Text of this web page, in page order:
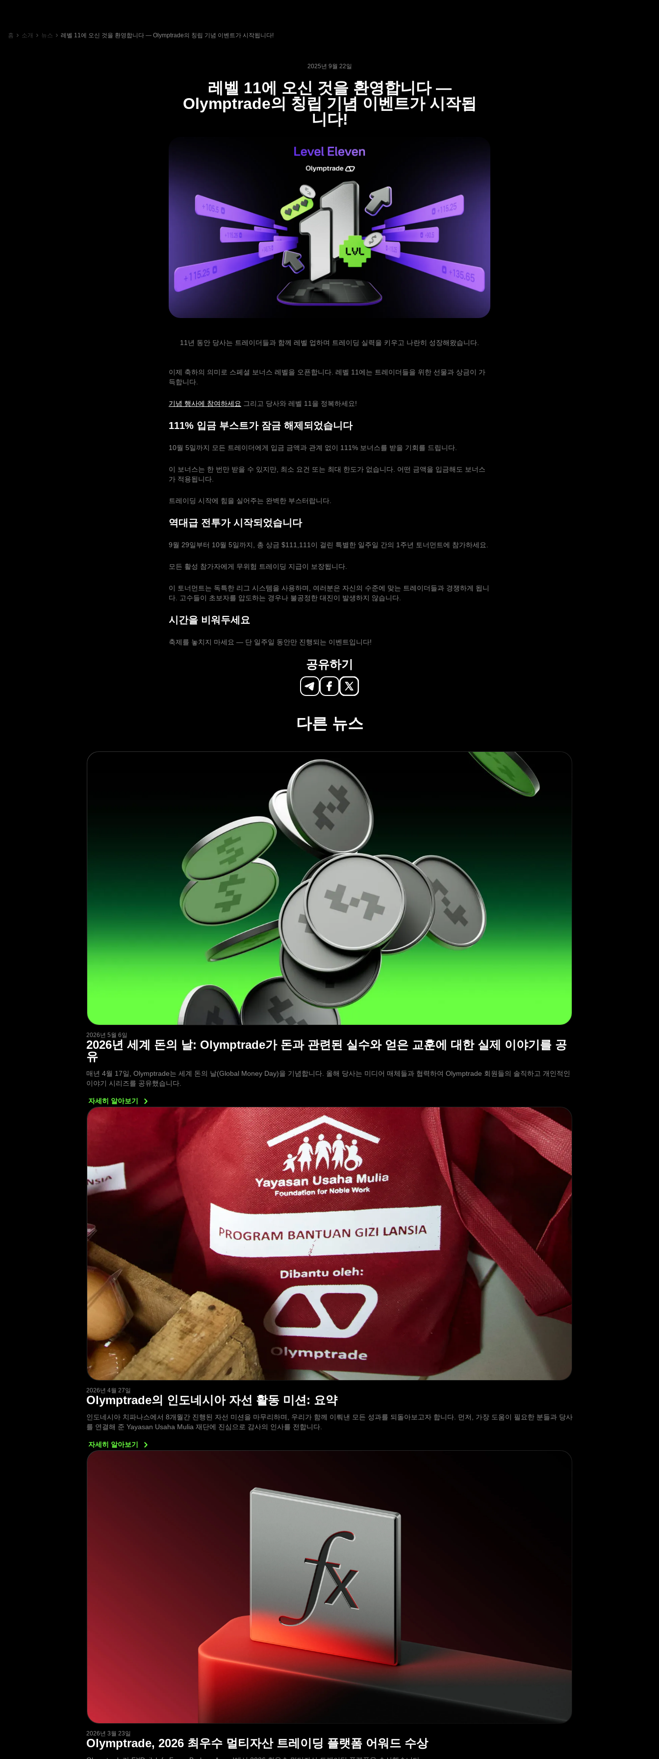
홈 소개 뉴스 레벨 11에 오신 것을 환영합니다 — Olymptrade의 칭립 기념 이벤트가 시작됩니다!
2025년 9월 22일
레벨 11에 오신 것을 환영합니다 —
Olymptrade의 칭립 기념 이벤트가 시작됩
니다!
11년 동안 당사는 트레이더들과 함께 레벨 업하며 트레이딩 실력을 키우고 나란히 성장해왔습니다.
이제 축하의 의미로 스페셜 보너스 레벨을 오픈합니다. 레벨 11에는 트레이더들을 위한 선물과 상금이 가
득합니다.
기념 행사에 참여하세요 그리고 당사와 레벨 11을 정복하세요!
111% 입금 부스트가 잠금 해제되었습니다
10월 5일까지 모든 트레이더에게 입금 금액과 관계 없이 111% 보너스를 받을 기회를 드립니다.
이 보너스는 한 번만 받을 수 있지만, 최소 요건 또는 최대 한도가 없습니다. 어떤 금액을 입금해도 보너스
가 적용됩니다.
트레이딩 시작에 힘을 실어주는 완벽한 부스터랍니다.
역대급 전투가 시작되었습니다
9월 29일부터 10월 5일까지, 총 상금 $111,111이 걸린 특별한 일주일 간의 1주년 토너먼트에 참가하세요.
모든 활성 참가자에게 무위험 트레이딩 지급이 보장됩니다.
이 토너먼트는 독특한 리그 시스템을 사용하며, 여러분은 자신의 수준에 맞는 트레이더들과 경쟁하게 됩니
다. 고수들이 초보자를 압도하는 경우나 불공정한 대진이 발생하지 않습니다.
시간을 비워두세요
축제를 놓치지 마세요 — 단 일주일 동안만 진행되는 이벤트입니다!
공유하기
다른 뉴스
2026년 5월 6일
2026년 세계 돈의 날: Olymptrade가 돈과 관련된 실수와 얻은 교훈에 대한 실제 이야기를 공
유
매년 4월 17일, Olymptrade는 세계 돈의 날(Global Money Day)을 기념합니다. 올해 당사는 미디어 매체들과 협력하여 Olymptrade 회원들의 솔직하고 개인적인
이야기 시리즈를 공유했습니다.
자세히 알아보기
2026년 4월 27일
Olymptrade의 인도네시아 자선 활동 미션: 요약
인도네시아 치파나스에서 8개월간 진행된 자선 미션을 마무리하며, 우리가 함께 이뤄낸 모든 성과를 되돌아보고자 합니다. 먼저, 가장 도움이 필요한 분들과 당사
를 연결해 준 Yayasan Usaha Mulia 재단에 진심으로 감사의 인사를 전합니다.
자세히 알아보기
2026년 3월 23일
Olymptrade, 2026 최우수 멀티자산 트레이딩 플랫폼 어워드 수상